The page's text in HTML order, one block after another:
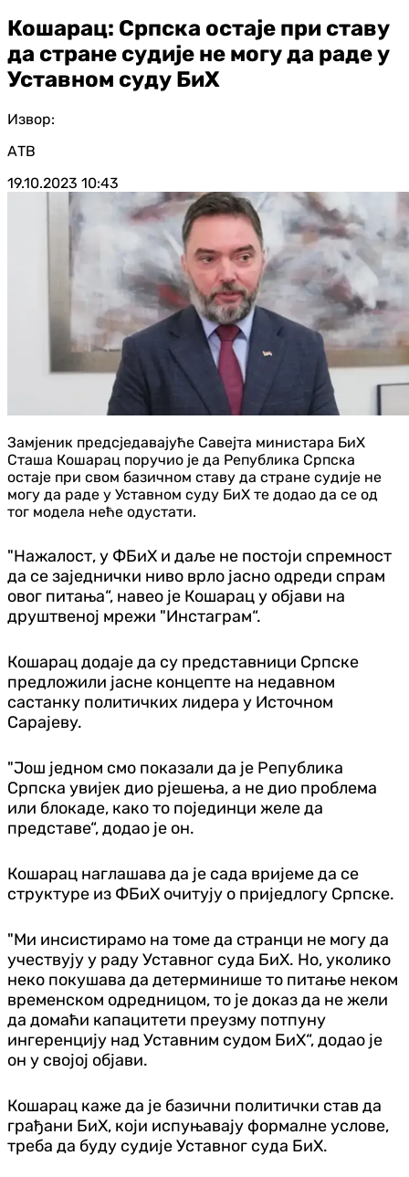
Кошарац: Српска остаје при ставу
да стране судије не могу да раде у
Уставном суду БиХ
Извор:
АТВ
19.10.2023 10:43
Замјеник предсједавајуће Савејта министара БиХ
Сташа Кошарац поручио је да Република Српска
остаје при свом базичном ставу да стране судије не
могу да раде у Уставном суду БиХ те додао да се од
тог модела неће одустати.
"Нажалост, у ФБиХ и даље не постоји спремност
да се заједнички ниво врло јасно одреди спрам
овог питања“, навео је Кошарац у објави на
друштвеној мрежи "Инстаграм“.
Кошарац додаје да су представници Српске
предложили јасне концепте на недавном
састанку политичких лидера у Источном
Сарајеву.
"Још једном смо показали да је Република
Српска увијек дио рјешења, а не дио проблема
или блокаде, како то појединци желе да
представе“, додао је он.
Кошарац наглашава да је сада вријеме да се
структуре из ФБиХ очитују о приједлогу Српске.
"Ми инсистирамо на томе да странци не могу да
учествују у раду Уставног суда БиХ. Но, уколико
неко покушава да детерминише то питање неком
временском одредницом, то је доказ да не жели
да домаћи капацитети преузму потпуну
ингеренцију над Уставним судом БиХ“, додао је
он у својој објави.
Кошарац каже да је базични политички став да
грађани БиХ, који испуњавају формалне услове,
треба да буду судије Уставног суда БиХ.